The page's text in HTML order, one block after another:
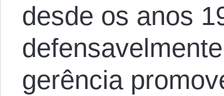
desde os anos
gerência